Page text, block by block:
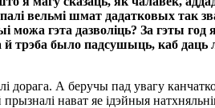
вельмі шмат дадатковых так
гэта дазволіць? За гэты
трэба было падсушыць, каб
дорага. А беручы пад увагу
нават яе ідэйныя